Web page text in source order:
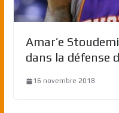
Amar’e
dans la défense
16 novembre 2018